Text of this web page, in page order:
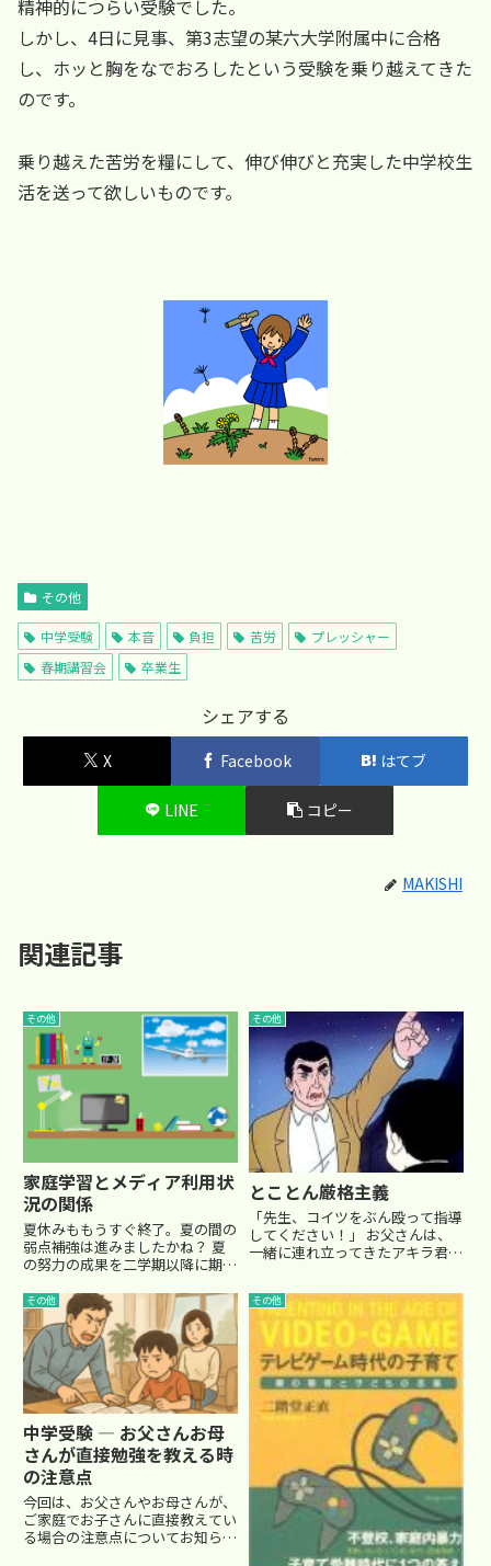
精神的につらい受験でした。
しかし、4日に見事、第3志望の某六大学附属中に合格
し、ホッと胸をなでおろしたという受験を乗り越えてきた
のです。
乗り越えた苦労を糧にして、伸び伸びと充実した中学校生
活を送って欲しいものです。
その他
中学受験 本音 負担 苦労
プレッシャー
春期講習会
卒業生
シェアする
X Facebook はてブ
LINE コピー
MAKISHI
関連記事
その他
家庭学習とメディア利用状
況の関係
夏休みももうすぐ終了。夏の間の
弱点補強は進みましたかね？ 夏
の努力の成果を二学期以降に期待
は、灘中学校など難関中学への合
格実績が注目されている関西の有
名進学塾の浜学園が塾生家庭に行
ったアンケート調査から。 タイ
ト...
その他
とことん厳格主義
「先生、コイツをぶん殴って指導
してください！」 お父さんは、
一緒に連れ立ってきたアキラ君
い言葉を投げかけてきます。アキ
ラ君は、小5から入塾してきて、
今は受験生。 とんでもない事件
を...
その他
中学受験 ― お父さんお母
さんが直接勉強を教える時
の注意点
今回は、お父さんやお母さんが、
ご家庭でお子さんに直接教えてい
る場合の注意点についてお知らせ
その他